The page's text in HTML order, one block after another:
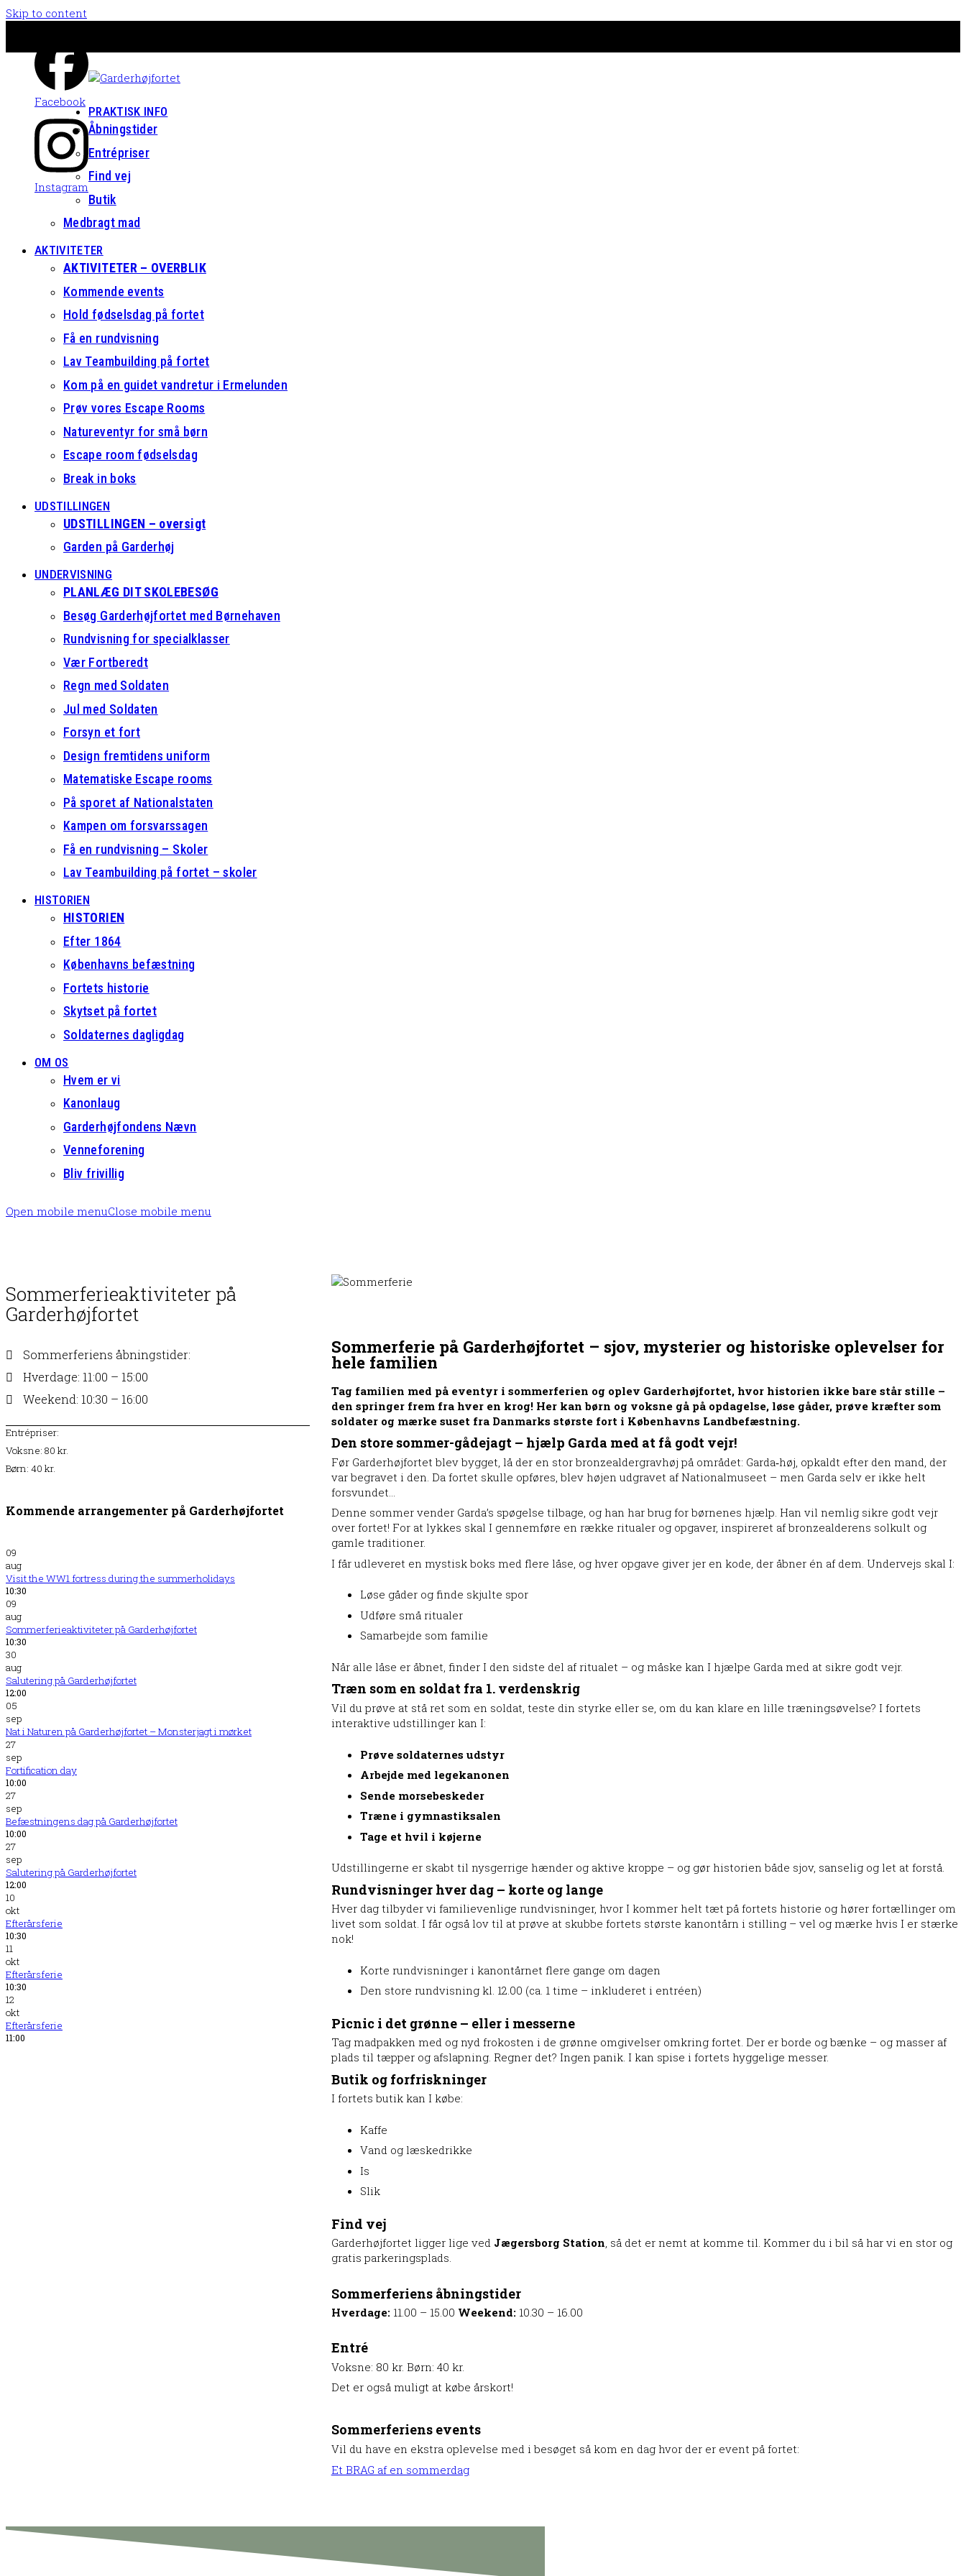
Skip to content
Facebook
Instagram
PRAKTISK INFO
Åbningstider
Entrépriser
Find vej
Butik
Medbragt mad
AKTIVITETER
AKTIVITETER – OVERBLIK
Kommende events
Hold fødselsdag på fortet
Få en rundvisning
Lav Teambuilding på fortet
Kom på en guidet vandretur i Ermelunden
Prøv vores Escape Rooms
Natureventyr for små børn
Escape room fødselsdag
Break in boks
UDSTILLINGEN
UDSTILLINGEN – oversigt
Garden på Garderhøj
UNDERVISNING
PLANLÆG DIT SKOLEBESØG
Besøg Garderhøjfortet med Børnehaven
Rundvisning for specialklasser
Vær Fortberedt
Regn med Soldaten
Jul med Soldaten
Forsyn et fort
Design fremtidens uniform
Matematiske Escape rooms
På sporet af Nationalstaten
Kampen om forsvarssagen
Få en rundvisning – Skoler
Lav Teambuilding på fortet – skoler
HISTORIEN
HISTORIEN
Efter 1864
Københavns befæstning
Fortets historie
Skytset på fortet
Soldaternes dagligdag
OM OS
Hvem er vi
Kanonlaug
Garderhøjfondens Nævn
Venneforening
Bliv frivillig
Open mobile menuClose mobile menu
Sommerferieaktiviteter på
Garderhøjfortet
Sommerferiens åbningstider:
Hverdage: 11:00 – 15:00
Weekend: 10:30 – 16:00
Entrépriser:
Voksne: 80 kr.
Børn: 40 kr.
Kommende arrangementer på Garderhøjfortet
09
aug
Visit the WW1 fortress during the summerholidays
10:30
09
aug
Sommerferieaktiviteter på Garderhøjfortet
10:30
30
aug
Salutering på Garderhøjfortet
12:00
05
sep
Nat i Naturen på Garderhøjfortet – Monsterjagt i mørket
27
sep
Fortification day
10:00
27
sep
Befæstningens dag på Garderhøjfortet
10:00
27
sep
Salutering på Garderhøjfortet
12:00
10
okt
Efterårsferie
10:30
11
okt
Efterårsferie
10:30
12
okt
Efterårsferie
11:00
Sommerferie på Garderhøjfortet – sjov, mysterier og historiske oplevelser for
hele familien
Tag familien med på eventyr i sommerferien og oplev Garderhøjfortet, hvor historien ikke bare står stille –
den springer frem fra hver en krog! Her kan børn og voksne gå på opdagelse, løse gåder, prøve kræfter som
soldater og mærke suset fra Danmarks største fort i Københavns Landbefæstning.
Den store sommer-gådejagt – hjælp Garda med at få godt vejr!
Før Garderhøjfortet blev bygget, lå der en stor bronzealdergravhøj på området: Garda‑høj, opkaldt efter den mand, der
var begravet i den. Da fortet skulle opføres, blev højen udgravet af Nationalmuseet – men Garda selv er ikke helt
forsvundet…
Denne sommer vender Garda’s spøgelse tilbage, og han har brug for børnenes hjælp. Han vil nemlig sikre godt vejr
over fortet! For at lykkes skal I gennemføre en række ritualer og opgaver, inspireret af bronzealderens solkult og
gamle traditioner.
I får udleveret en mystisk boks med flere låse, og hver opgave giver jer en kode, der åbner én af dem. Undervejs skal I:
Løse gåder og finde skjulte spor
Udføre små ritualer
Samarbejde som familie
Når alle låse er åbnet, finder I den sidste del af ritualet – og måske kan I hjælpe Garda med at sikre godt vejr.
Træn som en soldat fra 1. verdenskrig
Vil du prøve at stå ret som en soldat, teste din styrke eller se, om du kan klare en lille træningsøvelse? I fortets
interaktive udstillinger kan I:
Prøve soldaternes udstyr
Arbejde med legekanonen
Sende morsebeskeder
Træne i gymnastiksalen
Tage et hvil i køjerne
Udstillingerne er skabt til nysgerrige hænder og aktive kroppe – og gør historien både sjov, sanselig og let at forstå.
Rundvisninger hver dag – korte og lange
Hver dag tilbyder vi familievenlige rundvisninger, hvor I kommer helt tæt på fortets historie og hører fortællinger om
livet som soldat. I får også lov til at prøve at skubbe fortets største kanontårn i stilling – vel og mærke hvis I er stærke
nok!
Korte rundvisninger i kanontårnet flere gange om dagen
Den store rundvisning kl. 12.00 (ca. 1 time – inkluderet i entréen)
Picnic i det grønne – eller i messerne
Tag madpakken med og nyd frokosten i de grønne omgivelser omkring fortet. Der er borde og bænke – og masser af
plads til tæpper og afslapning. Regner det? Ingen panik. I kan spise i fortets hyggelige messer.
Butik og forfriskninger
I fortets butik kan I købe:
Kaffe
Vand og læskedrikke
Is
Slik
Find vej
Garderhøjfortet ligger lige ved Jægersborg Station, så det er nemt at komme til. Kommer du i bil så har vi en stor og
gratis parkeringsplads.
Sommerferiens åbningstider
Hverdage:11.00 – 15.00 Weekend:10.30 – 16.00
Entré
Voksne: 80 kr. Børn: 40 kr.
Det er også muligt at købe årskort!
Sommerferiens events
Vil du have en ekstra oplevelse med i besøget så kom en dag hvor der er event på fortet:
Et BRAG af en sommerdag